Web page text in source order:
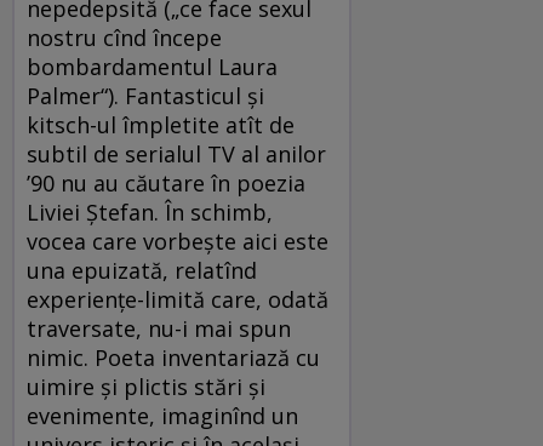
nepedepsită („ce face sexul
nostru cînd începe
bombardamentul Laura
Palmer“). Fantasticul și
kitsch-ul împletite atît de
subtil de serialul TV al anilor
’90 nu au căutare în poezia
Liviei Ștefan. În schimb,
vocea care vorbește aici este
una epuizată, relatînd
experiențe-limită care, odată
traversate, nu-i mai spun
nimic. Poeta inventariază cu
uimire și plictis stări și
evenimente, imaginînd un